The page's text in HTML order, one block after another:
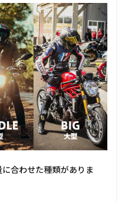
合わせた種類がありま